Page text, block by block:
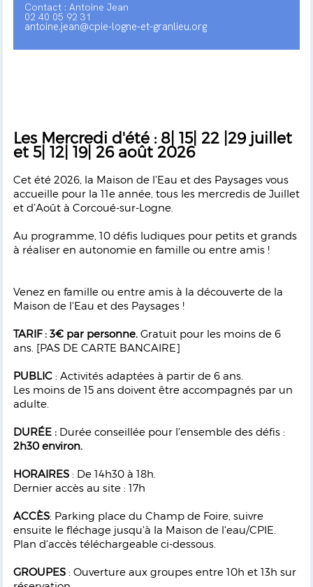
Contact : Antoine Jean
02 40 05 92 31
antoine.jean@cpie-logne-et-granlieu.org
Les Mercredi d'été : 8| 15| 22 |29 juillet
et 5| 12| 19| 26 août 2026
Cet été 2026, la Maison de l’Eau et des Paysages vous
accueille pour la 11e année, tous les mercredis de Juillet
et d’Août à Corcoué-sur-Logne.
Au programme, 10 défis ludiques pour petits et grands
à réaliser en autonomie en famille ou entre amis !
Venez en famille ou entre amis à la découverte de la
Maison de l'Eau et des Paysages !
TARIF : 3€ par personne. Gratuit pour les moins de 6
ans. [PAS DE CARTE BANCAIRE]
PUBLIC: Activités adaptées à partir de 6 ans.
Les moins de 15 ans doivent être accompagnés par un
adulte.
DURÉE : Durée conseillée pour l’ensemble des déﬁs :
2h30 environ.
HORAIRES: De 14h30 à 18h.
Dernier accès au site : 17h
ACCÈS: Parking place du Champ de Foire, suivre
ensuite le ﬂéchage jusqu'à la Maison de l'eau/CPIE.
Plan d'accès téléchargeable ci-dessous.
GROUPES : Ouverture aux groupes entre 10h et 13h sur